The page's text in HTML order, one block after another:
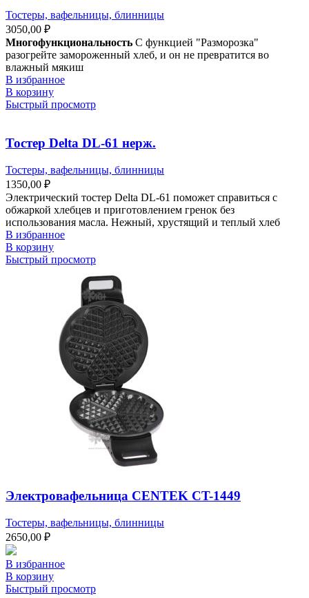
Тостеры, вафельницы, блинницы
3050,00 ₽
Многофункциональность С функцией "Разморозка"
разогрейте замороженный хлеб, и он не превратится во
влажный мякиш
В избранное
В корзину
Быстрый просмотр
Тостер Delta DL-61 нерж.
Тостеры, вафельницы, блинницы
1350,00 ₽
Электрический тостер Delta DL-61 поможет справиться с
обжаркой хлебцев и приготовлением гренок без
использования масла. Нежный, хрустящий и теплый хлеб
В избранное
В корзину
Быстрый просмотр
Электровафельница CENTEK CT-1449
Тостеры, вафельницы, блинницы
2650,00 ₽
В избранное
В корзину
Быстрый просмотр